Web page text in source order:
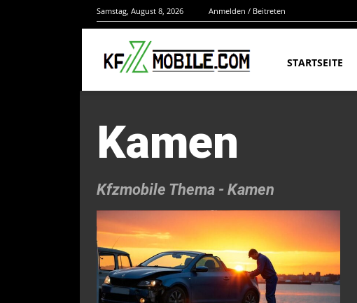
Samstag, August 8, 2026 Anmelden / Beitreten
STARTSEITE
Kamen
Kfzmobile Thema - Kamen